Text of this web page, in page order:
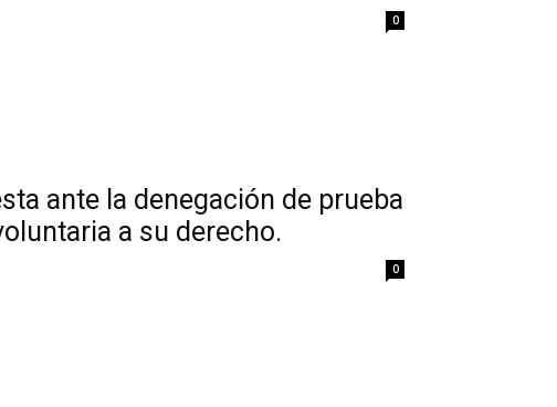
0
ante la denegación de prueba
a su derecho.
0